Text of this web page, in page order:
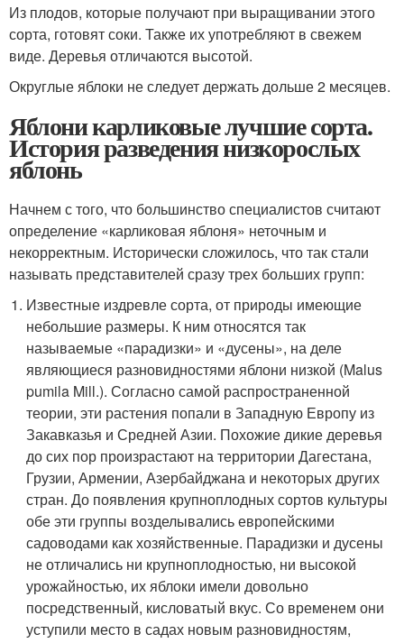
Из плодов, которые получают при выращивании этого
сорта, готовят соки. Также их употребляют в свежем
виде. Деревья отличаются высотой.
Округлые яблоки не следует держать дольше 2 месяцев.
Яблони карликовые лучшие сорта.
История разведения низкорослых
яблонь
Начнем с того, что большинство специалистов считают
определение «карликовая яблоня» неточным и
некорректным. Исторически сложилось, что так стали
называть представителей сразу трех больших групп:
Известные издревле сорта, от природы имеющие
небольшие размеры. К ним относятся так
называемые «парадизки» и «дусены», на деле
являющиеся разновидностями яблони низкой (Malus
pumila Mill.). Согласно самой распространенной
теории, эти растения попали в Западную Европу из
Закавказья и Средней Азии. Похожие дикие деревья
до сих пор произрастают на территории Дагестана,
Грузии, Армении, Азербайджана и некоторых других
стран. До появления крупноплодных сортов культуры
обе эти группы возделывались европейскими
садоводами как хозяйственные. Парадизки и дусены
не отличались ни крупноплодностью, ни высокой
урожайностью, их яблоки имели довольно
посредственный, кисловатый вкус. Со временем они
уступили место в садах новым разновидностям,